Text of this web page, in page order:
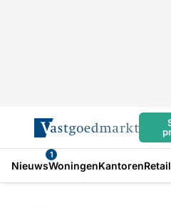
Nieuws
1
WoningenKantorenRetail